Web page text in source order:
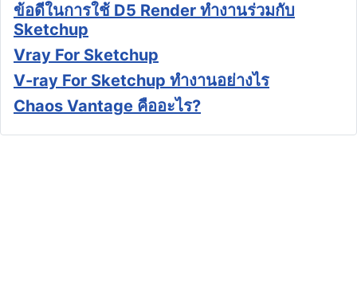
ข้อดีในการใช้ D5 Render ทำงานร่วมกับ
Sketchup
Vray For Sketchup
V-ray For Sketchup ทำงานอย่างไร
Chaos Vantage คืออะไร?